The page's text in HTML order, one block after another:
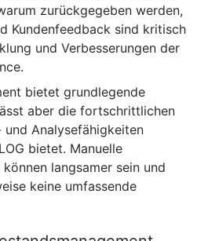
zurückgegeben werden,
Kundenfeedback sind kritisch
und Verbesserungen der
bietet grundlegende
aber die fortschrittlichen
Analysefähigkeiten
bietet. Manuelle
langsamer sein und
keine umfassende